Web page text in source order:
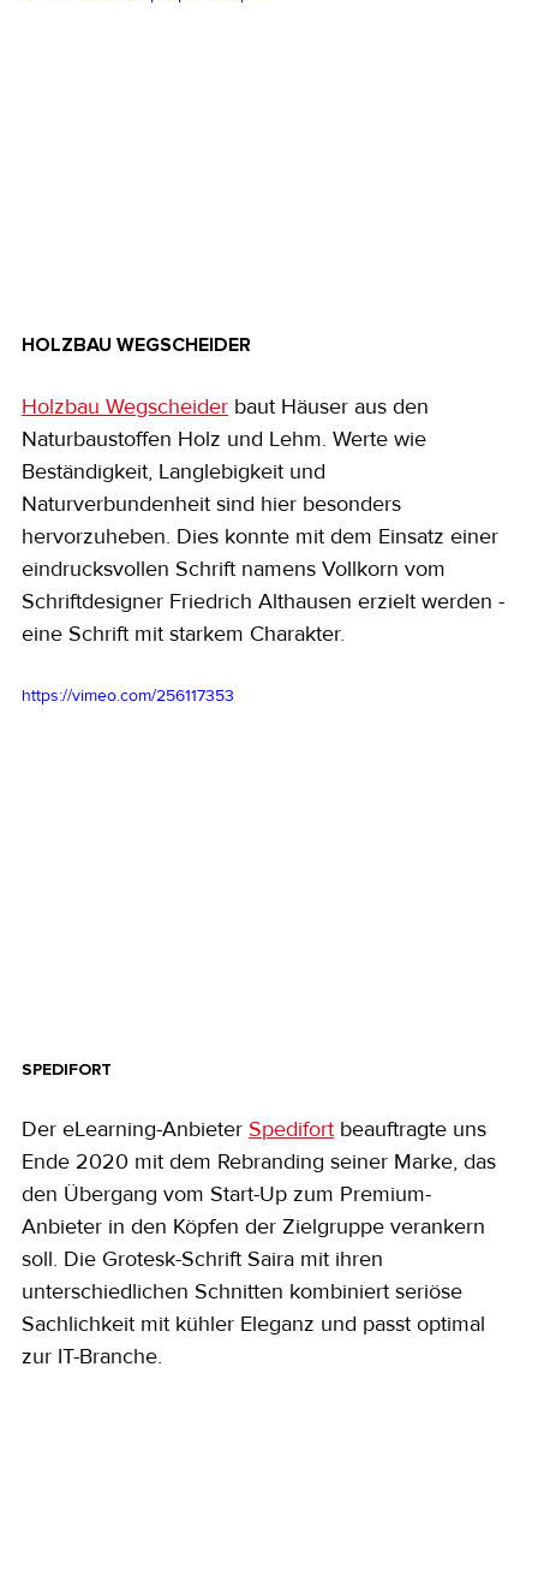
HOLZBAU WEGSCHEIDER
Holzbau Wegscheider baut Häuser aus den
Naturbaustoffen Holz und Lehm. Werte wie
Beständigkeit, Langlebigkeit und
Naturverbundenheit sind hier besonders
hervorzuheben. Dies konnte mit dem Einsatz einer
eindrucksvollen Schrift namens Vollkorn vom
Schriftdesigner Friedrich Althausen erzielt werden -
eine Schrift mit starkem Charakter.
https://vimeo.com/256117353
SPEDIFORT
Der eLearning-Anbieter Spedifort beauftragte uns
Ende 2020 mit dem Rebranding seiner Marke, das
den Übergang vom Start-Up zum Premium-
Anbieter in den Köpfen der Zielgruppe verankern
soll. Die Grotesk-Schrift Saira mit ihren
unterschiedlichen Schnitten kombiniert seriöse
Sachlichkeit mit kühler Eleganz und passt optimal
zur IT-Branche.